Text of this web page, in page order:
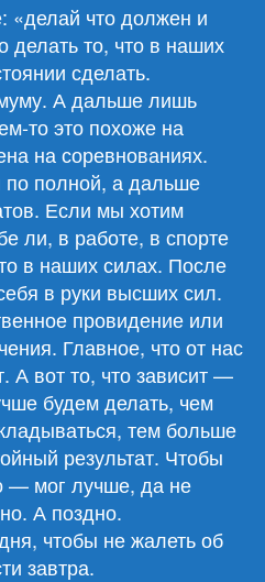
«делай что должен и
делать то, что в наших
сделать.
А дальше лишь
то это похоже на
на соревнованиях.
полной, а дальше
Если мы хотим
ли, в работе, в спорте
в наших силах. После
в руки высших сил.
провидение или
Главное, что от нас
А вот то, что зависит —
будем делать, чем
тем больше
результат. Чтобы
— мог лучше, да не
А поздно.
чтобы не жалеть об
завтра.